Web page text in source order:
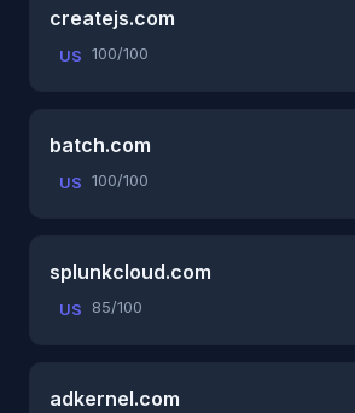
createjs.com
US 100/100
batch.com
US 100/100
splunkcloud.com
US 85/100
adkernel.com